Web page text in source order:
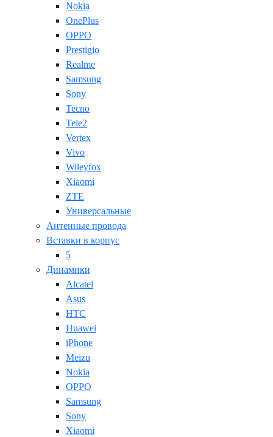
Nokia
OnePlus
OPPO
Prestigio
Realme
Samsung
Sony
Tecno
Tele2
Vertex
Vivo
Wileyfox
Xiaomi
ZTE
Универсальные
Антенные провода
Вставки в корпус
5
Динамики
Alcatel
Asus
HTC
Huawei
iPhone
Meizu
Nokia
OPPO
Samsung
Sony
Xiaomi